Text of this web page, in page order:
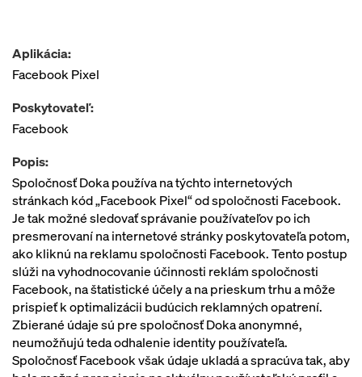
Aplikácia:
Facebook Pixel
Poskytovateľ:
Facebook
Popis:
Spoločnosť Doka používa na týchto internetových
stránkach kód „Facebook Pixel“ od spoločnosti Facebook.
Je tak možné sledovať správanie používateľov po ich
presmerovaní na internetové stránky poskytovateľa potom,
ako kliknú na reklamu spoločnosti Facebook. Tento postup
slúži na vyhodnocovanie účinnosti reklám spoločnosti
Facebook, na štatistické účely a na prieskum trhu a môže
prispieť k optimalizácii budúcich reklamných opatrení.
Zbierané údaje sú pre spoločnosť Doka anonymné,
neumožňujú teda odhalenie identity používateľa.
Spoločnosť Facebook však údaje ukladá a spracúva tak, aby